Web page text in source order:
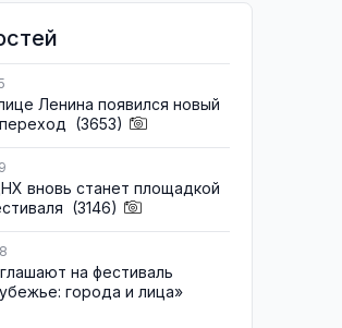
Ленина появился новый
(3653)
вновь станет площадкой
(3146)
на фестиваль
города и лица»